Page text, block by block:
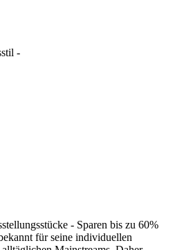
-
- Sparen bis zu 60%
für seine individuellen